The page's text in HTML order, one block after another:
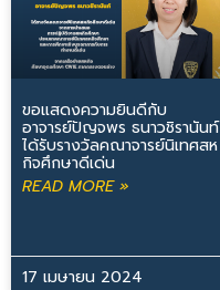
ขอแสดงความยินดีกับ
อาจารย์ปัญจพร ธนาวชิรานันท์
ได้รับรางวัลคณาจารย์นิเทศสห
กิจศึกษาดีเด่น
READ MORE »
17 เมษายน 2024